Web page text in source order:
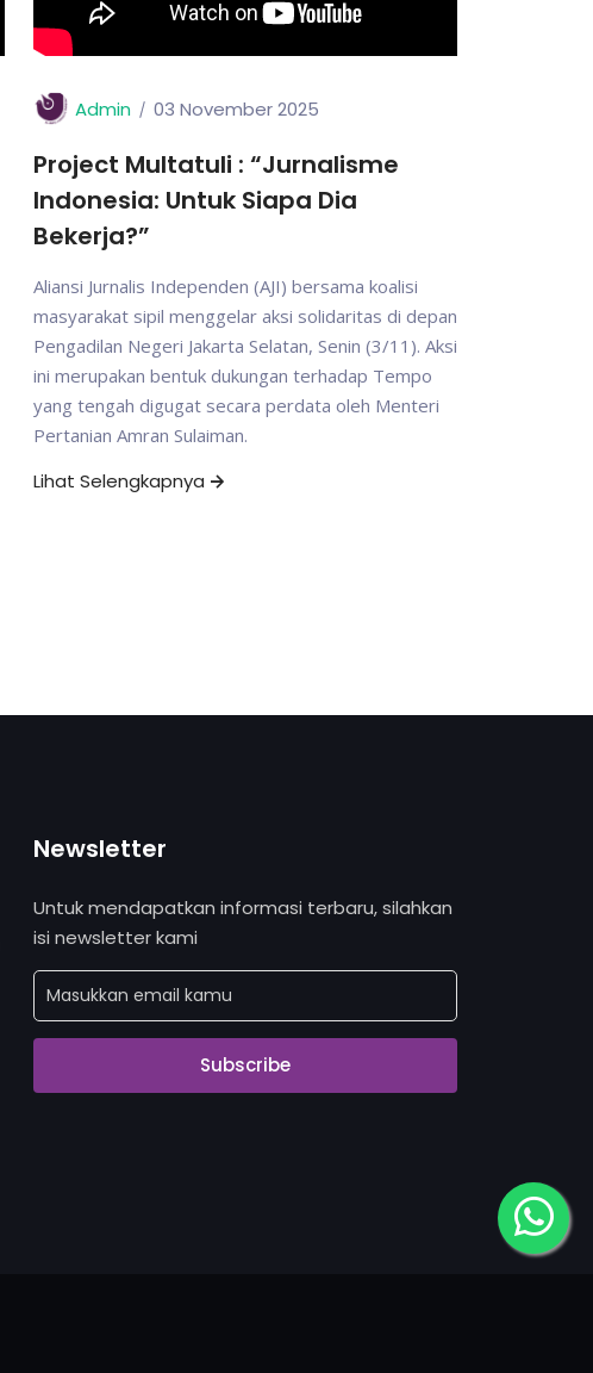
Admin 03 November 2025
Project Multatuli : “Jurnalisme
Indonesia: Untuk Siapa Dia
Bekerja?”
Aliansi Jurnalis Independen (AJI) bersama koalisi
masyarakat sipil menggelar aksi solidaritas di depan
Pengadilan Negeri Jakarta Selatan, Senin (3/11). Aksi
ini merupakan bentuk dukungan terhadap Tempo
yang tengah digugat secara perdata oleh Menteri
Pertanian Amran Sulaiman.
Lihat Selengkapnya
Newsletter
Untuk mendapatkan informasi terbaru, silahkan
isi newsletter kami
Subscribe